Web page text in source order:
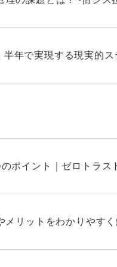
年で実現する現実的ス
ポイント｜ゼロトラ
メリットをわかりやすく